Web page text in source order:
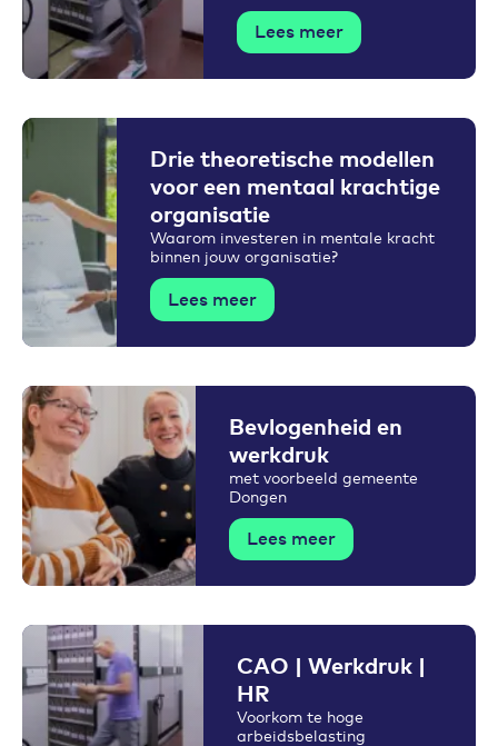
Lees meer
Drie theoretische modellen
voor een mentaal krachtige
organisatie
Waarom investeren in mentale kracht
binnen jouw organisatie?
Lees meer
Bevlogenheid en
werkdruk
met voorbeeld gemeente
Dongen
Lees meer
CAO | Werkdruk |
HR
Voorkom te hoge
arbeidsbelasting